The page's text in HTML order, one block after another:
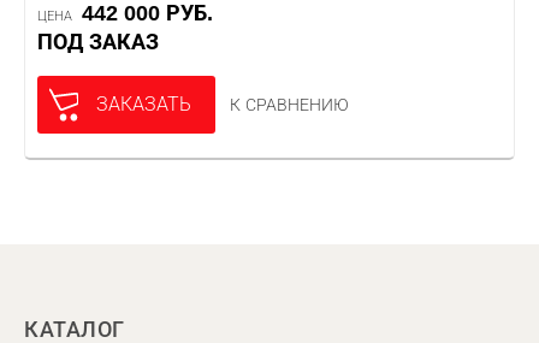
ЦЕНА
442 000 РУБ.
ПОД ЗАКАЗ
ЗАКАЗАТЬ К СРАВНЕНИЮ
КАТАЛОГ